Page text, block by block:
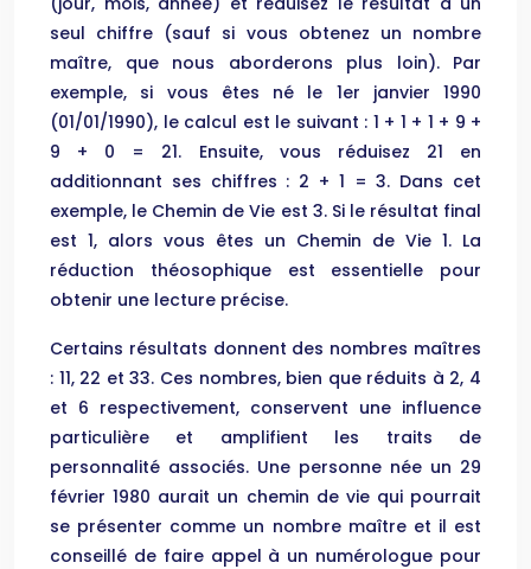
seul chiffre (sauf si vous obtenez un nombre
maître, que nous aborderons plus loin). Par
exemple, si vous êtes né le 1er janvier 1990
(01/01/1990), le calcul est le suivant : 1 + 1 + 1 + 9 +
9 + 0 = 21. Ensuite, vous réduisez 21 en
additionnant ses chiffres : 2 + 1 = 3. Dans cet
exemple, le Chemin de Vie est 3. Si le résultat final
est 1, alors vous êtes un Chemin de Vie 1. La
réduction théosophique est essentielle pour
obtenir une lecture précise.
Certains résultats donnent des nombres maîtres
: 11, 22 et 33. Ces nombres, bien que réduits à 2, 4
et 6 respectivement, conservent une influence
particulière et amplifient les traits de
personnalité associés. Une personne née un 29
février 1980 aurait un chemin de vie qui pourrait
se présenter comme un nombre maître et il est
conseillé de faire appel à un numérologue pour